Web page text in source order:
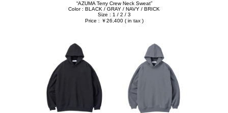
“AZUMA Terry Crew Neck Sweat”
Color : BLACK / GRAY / NAVY / BRICK
Size : 1 / 2 / 3
Price : ￥26,400 ( in tax )